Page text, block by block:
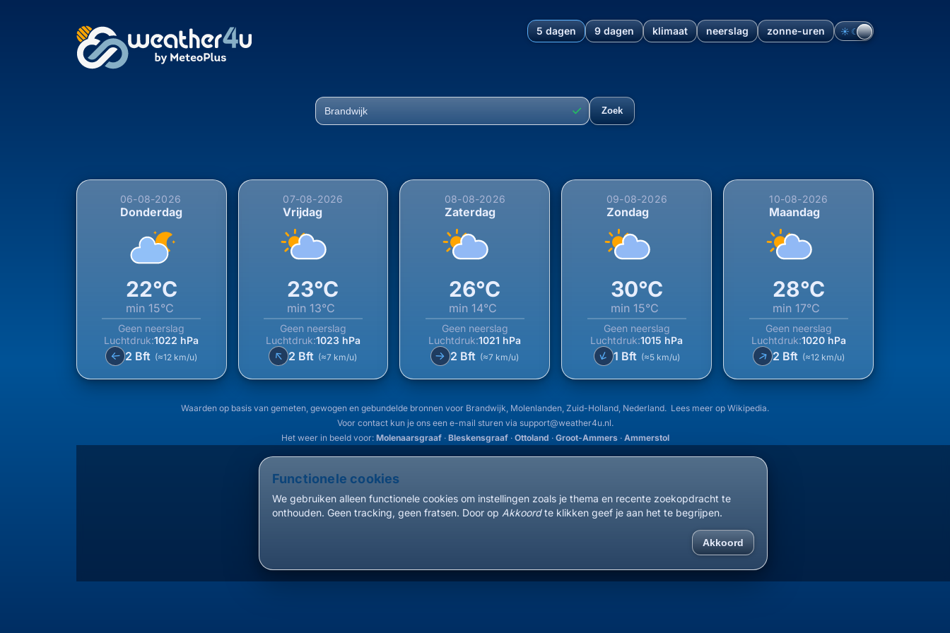
5 dagen 9 dagen klimaat neerslag zonne-uren ☀︎ ☾
5-daagse weersverwachting voor Brandwijk, Molenlanden, Zuid-Holland,
✓ Zoek
06-08-2026
Donderdag
22°C
min 15°C
Geen neerslag
Luchtdruk:1022 hPa
↑ 2 Bft (≈12 km/u)
07-08-2026
Vrijdag
23°C
min13°C
Geen neerslag
Luchtdruk:1023 hPa
↑2 Bft (≈7 km/u)
08-08-2026
Zaterdag
26°C
min14°C
Geen neerslag
Luchtdruk:1021 hPa
↑ 2 Bft (≈7 km/u)
09-08-2026
Zondag
30°C
min 15°C
Geen neerslag
Luchtdruk:1015 hPa
↑ 1 Bft (≈5 km/u)
10-08-2026
Maandag
28°C
min 17°C
Geen neerslag
Luchtdruk:1020 hPa
↑2 Bft (≈12 km/u)
Waarden op basis van gemeten, gewogen en gebundelde bronnen voor Brandwijk, Molenlanden, Zuid-Holland, Nederland. Lees meer op Wikipedia.
Voor contact kun je ons een e-mail sturen via support@weather4u.nl.
Het weer in beeld voor: Molenaarsgraaf· Bleskensgraaf· Ottoland · Groot-Ammers· Ammerstol
Functionele cookies
We gebruiken alleen functionele cookies om instellingen zoals je thema en recente zoekopdracht te
onthouden. Geen tracking, geen fratsen. Door op Akkoordte klikken geef je aan het te begrijpen.
Akkoord